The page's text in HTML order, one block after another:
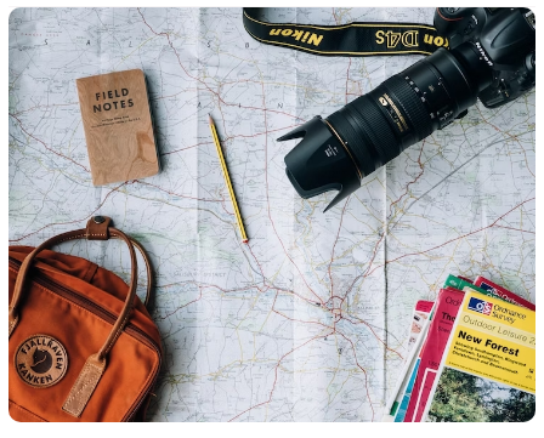
Mengenal
Insentif
Travel,
Manfaatnya
Untuk
Bisnis
&
Jenisnya